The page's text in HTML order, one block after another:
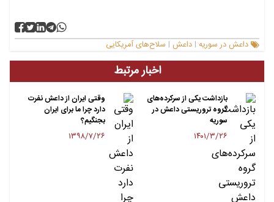
داعش در سوریه | داعش | سلاح‌های آمریکایی
اخبار مرتبط
بازداشت یکی از سرکرده‌های
گروه تروریستی داعش در
سوریه
۱۴۰۱/۳/۲۶
وقتی ایران از داعش نفرت
دارد چرا ما برای ایران
بجنگیم؟
۱۳۹۸/۷/۲۶